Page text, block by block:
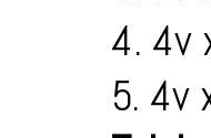
4. 4v
5. 4v